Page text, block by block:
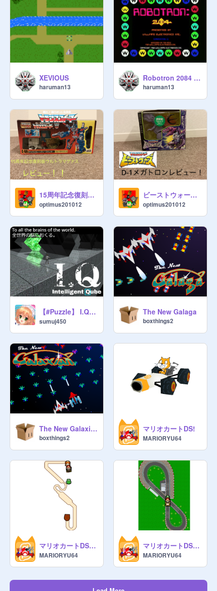
XEVIOUS
haruman13
Robotron 2084 remix
haruman13
15周年記念復刻版ウルトラマグナス レビュー
optimus201012
ビーストウォーズ D-1メガトロン(1997)レビュー
optimus201012
【#Puzzle】 I.Q: Intelligent Qube
sumuj450
The New Galaga
boxthings2
The New Galaxian
boxthings2
マリオカートDS!
MARIORYU64
マリオカートDS シュミレーション remix
MARIORYU64
マリオカートDS シュミレーション remix-2
MARIORYU64